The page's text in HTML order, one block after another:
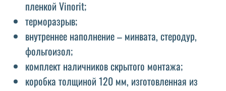
пленкой Vinorit;
терморазрыв;
внутреннее наполнение – минвата, стеродур,
фольгоизол;
комплект наличников скрытого монтажа;
коробка толщиной 120 мм, изготовленная из